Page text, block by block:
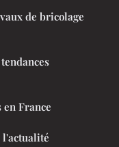
de bricolage
France
l'actualité